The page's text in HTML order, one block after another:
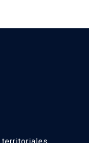
territoriales